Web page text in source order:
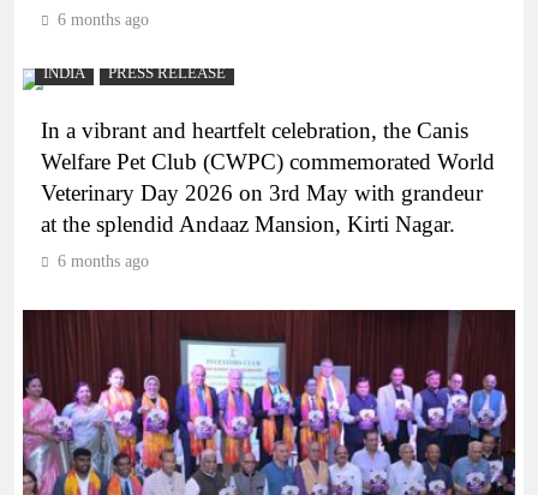
6 months ago
INDIA PRESS RELEASE
In a vibrant and heartfelt celebration, the Canis
Welfare Pet Club (CWPC) commemorated World
Veterinary Day 2026 on 3rd May with grandeur
at the splendid Andaaz Mansion, Kirti Nagar.
6 months ago